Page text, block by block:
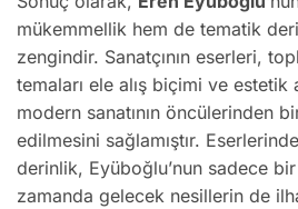
mükemmellik hem de tematik
zengindir. Sanatçının eserleri,
temaları ele alış biçimi ve estetik
modern sanatının öncülerinden
edilmesini sağlamıştır.
derinlik, Eyüboğlu’nun sadece
zamanda gelecek nesillerin de